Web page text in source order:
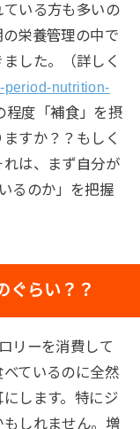
いる方も多いの
栄養管理の中で
した。（詳しく
period-nutrition-
程度「補食」を摂
すか？？もしく
は、まず自分が
るのか」を把握
ぐらい？？
リーを消費して
ているのに全然
します。特にジ
しれません。増